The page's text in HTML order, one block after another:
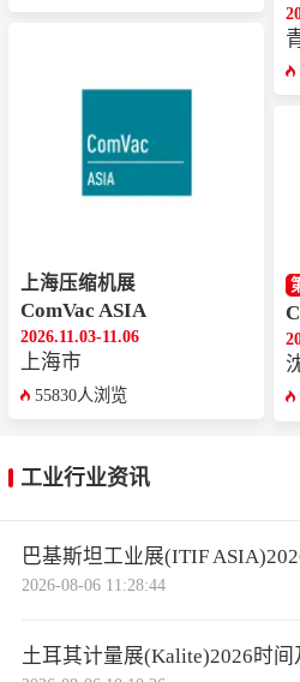
上海压缩机展
ComVac ASIA
2026.11.03-11.06
上海市
55830人浏览
工业行业资讯
巴基斯坦工业展(ITIF
2026-08-06 11:28:44
土耳其计量展(Kalite)2026时间